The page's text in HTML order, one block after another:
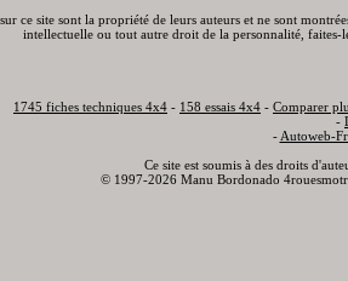
ce site sont la propriété de leurs auteurs et ne sont
intellectuelle ou tout autre droit de la personnalité,
1745 fiches techniques 4x4 - 158 essais 4x4 - Comparer
-
- Autoweb-
Ce site est soumis à des droits
© 1997-2026 Manu Bordonado